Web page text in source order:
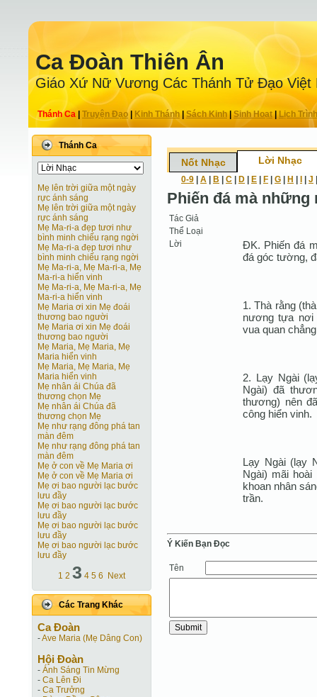
Ca Ðoàn Thiên Ân
Giáo Xứ Nữ Vương Các Thánh Tử Ðạo Việt
Thánh Ca Truyện Ðạo| Kinh Thánh Sách Kinh|Sinh Hoạt| Lịch Trình
Thánh Ca
Mẹ lên trời giữa một ngày
rực ánh sáng
Mẹ lên trời giữa một ngày
rực ánh sáng
Mẹ Ma-ri-a đẹp tươi như
bình minh chiếu rạng ngời
Mẹ Ma-ri-a đẹp tươi như
bình minh chiếu rạng ngời
Mẹ Ma-ri-a, Mẹ Ma-ri-a, Mẹ
Ma-ri-a hiển vinh
Mẹ Ma-ri-a, Mẹ Ma-ri-a, Mẹ
Ma-ri-a hiển vinh
Mẹ Maria ơi xin Mẹ đoái
thương bao người
Mẹ Maria ơi xin Mẹ đoái
thương bao người
Mẹ Maria, Mẹ Maria, Mẹ
Maria hiển vinh
Mẹ Maria, Mẹ Maria, Mẹ
Maria hiển vinh
Mẹ nhân ái Chúa đã
thương chọn Mẹ
Mẹ nhân ái Chúa đã
thương chọn Mẹ
Mẹ như rạng đông phá tan
màn đêm
Mẹ như rạng đông phá tan
màn đêm
Mẹ ở con về Mẹ Maria ơi
Mẹ ở con về Mẹ Maria ơi
Mẹ ơi bao người lạc bước
lưu đầy
Mẹ ơi bao người lạc bước
lưu đầy
Mẹ ơi bao người lạc bước
lưu đầy
Mẹ ơi bao người lạc bước
lưu đầy
1 2 3 4 5 6 Next
Các Trang Khác
Ca Ðoàn
-Ave Maria (Mẹ Dâng Con)
Hội Ðoàn
- Ánh Sáng Tin Mừng
- Ca Lên Đi
- Ca Trưởng
Nốt Nhạc Lời Nhạc
0-9 A B C D E F G H J
Phiến đá mà
Tác Giả
Thể Loại
Lời
ÐK. Phiến đá
đá góc tường,
1. Thà rằng
nương tựa nơi
vua quan
2. Lạy Ngài
Ngài) đã
thương) nên
công hiển vinh.
Lạy Ngài (lạy
Ngài) mãi
khoan nhân
trần.
Ý Kiến Bạn Ðọc
Tên